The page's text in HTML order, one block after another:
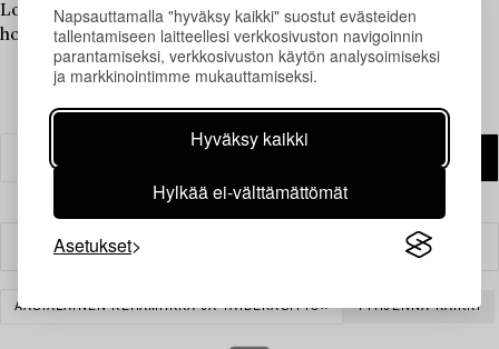
Napsauttamalla "hyväksy kaikki" suostut evästeiden
tallentamiseen laitteellesi verkkosivuston navigoinnin
parantamiseksi, verkkosivuston käytön analysoimiseksi
ja markkinointimme mukauttamiseksi.
Hyväksy kaikki
Hylkää ei-välttämättömät
Asetukset
Louise Lyberg was held in high esteem at Bukowskis, as an
honoured colleague and friend.
AASIALAINEN KERAMIIKKA JA TAIDEKÄSITYÖ TYHJENNÄ KAIKKI